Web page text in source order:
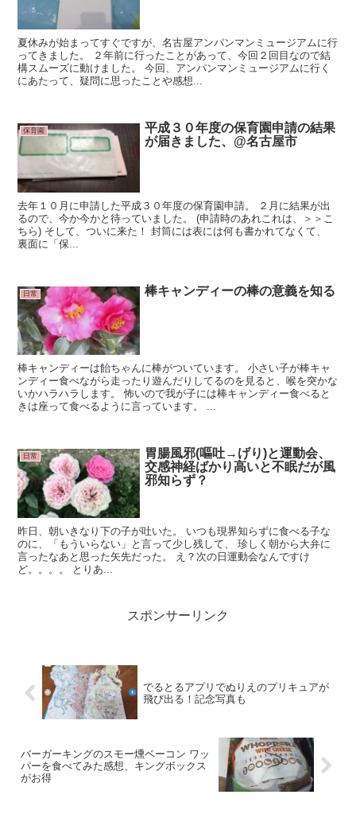
夏休みが始まってすぐですが、名古屋アンパンマンミュージアムに行
ってきました。 ２年前に行ったことがあって、今回２回目なので結
構スムーズに動けました。 今回、アンパンマンミュージアムに行く
にあたって、疑問に思ったことや感想...
保育園
平成３０年度の保育園申請の結果
が届きました、@名古屋市
去年１０月に申請した平成３０年度の保育園申請。 ２月に結果が出
るので、今か今かと待っていました。 (申請時のあれこれは、＞＞こ
ちら) そして、ついに来た！ 封筒には表には何も書かれてなくて、
裏面に「保...
日常 棒キャンディーの棒の意義を知る
棒キャンディーは飴ちゃんに棒がついています。 小さい子が棒キャ
ンディー食べながら走ったり遊んだりしてるのを見ると、喉を突かな
いかハラハラします。 怖いので我が子には棒キャンディー食べると
きは座って食べるように言っています。 ...
日常
胃腸風邪(嘔吐→げり)と運動会、
交感神経ばかり高いと不眠だが風
邪知らず？
昨日、朝いきなり下の子が吐いた。 いつも現界知らずに食べる子な
のに、「もういらない」と言って少し残して、 珍しく朝から大弁に
言ったなあと思った矢先だった。 え？次の日運動会なんですけ
ど。。。。 とりあ...
スポンサーリンク
でるとるアプリでぬりえのプリキュアが
飛び出る！記念写真も
バーガーキングのスモー燻ベーコン ワッ
パーを食べてみた感想、キングボックス
がお得